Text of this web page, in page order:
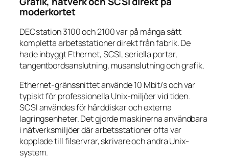
moderkortet
DECstation 3100 och 2100 var på många sätt
kompletta arbetsstationer direkt från fabrik. De
hade inbyggt Ethernet, SCSI, seriella portar,
tangentbordsanslutning, musanslutning och grafik.
Ethernet-gränssnittet använde 10 Mbit/s och var
typiskt för professionella Unix-miljöer vid tiden.
SCSI användes för hårddiskar och externa
lagringsenheter. Det gjorde maskinerna användbara
i nätverksmiljöer där arbetsstationer ofta var
kopplade till filservrar, skrivare och andra Unix-
system.